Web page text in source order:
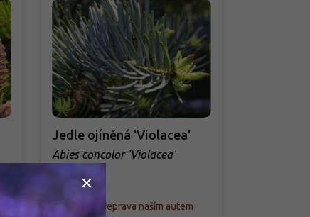
Jedle ojíněná 'Violacea'
Abies concolor 'Violacea'
Skladem - přeprava naším autem